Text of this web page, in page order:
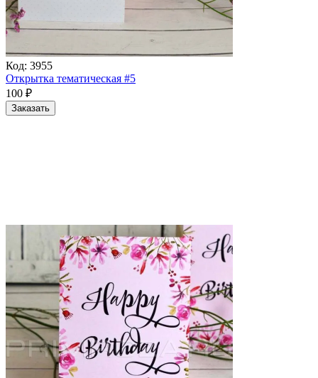
Код: 3955
Открытка тематическая #5
100 ₽
Заказать